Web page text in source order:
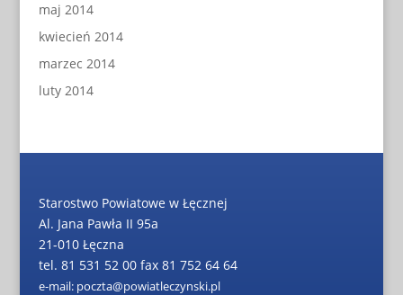
maj 2014
kwiecień 2014
marzec 2014
luty 2014
Starostwo Powiatowe w Łęcznej
Al. Jana Pawła II 95a
21-010 Łęczna
tel. 81 531 52 00 fax 81 752 64 64
e-mail: poczta@powiatleczynski.pl